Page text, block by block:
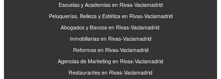
Escuelas y Academias en Rivas-Vaciamadrid
Peluquerías, Belleza y Estética en Rivas-Vaciamadrid
Abogados y Bancos en Rivas-Vaciamadrid
Inmobiliarias en Rivas-Vaciamadrid
Reformas en Rivas-Vaciamadrid
Agencias de Marketing en Rivas-Vaciamadrid
Restaurantes en Rivas-Vaciamadrid